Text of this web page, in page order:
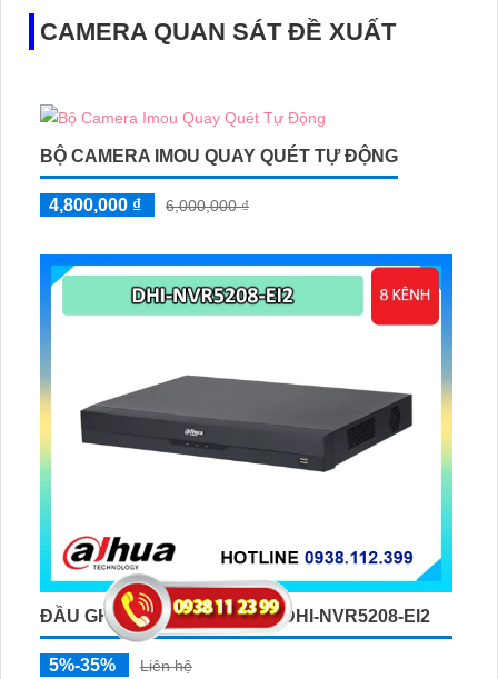
CAMERA QUAN SÁT ĐỀ XUẤT
BỘ CAMERA IMOU QUAY QUÉT TỰ ĐỘNG
4,800,000 ₫ 6,000,000 ₫
ĐẦU GHI IP 8 KÊNH DAHUA DHI-NVR5208-EI2
5%-35% Liên hệ